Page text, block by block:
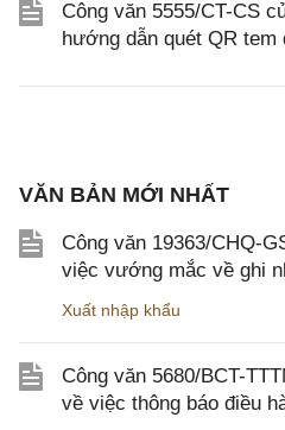
Công văn 5555/CT-CS
hướng dẫn quét QR tem
VĂN BẢN MỚI NHẤT
Công văn 19363/CHQ-
việc vướng mắc về ghi
Xuất nhập khẩu
Công văn 5680/BCT-
về việc thông báo điều